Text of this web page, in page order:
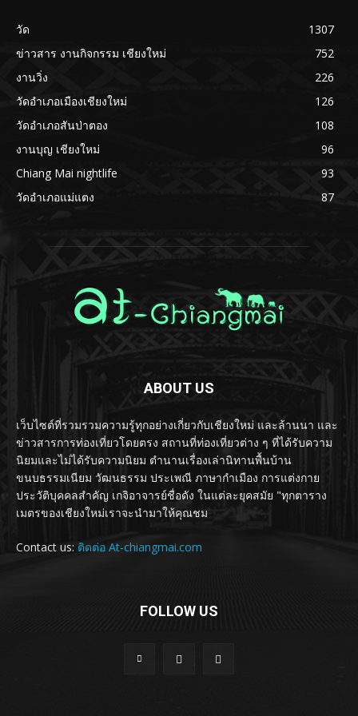
วัด
1307
ข่าวสาร งานกิจกรรม เชียงใหม่
752
งานวิ่ง
226
วัดอำเภอเมืองเชียงใหม่
126
วัดอำเภอสันป่าตอง
108
งานบุญ เชียงใหม่
96
Chiang Mai nightlife
93
วัดอำเภอแม่แตง
87
ABOUT US
เว็บไซต์ที่รวมรวมความรู้ทุกอย่างเกี่ยวกับเชียงใหม่ และล้านนา และ
ข่าวสารการท่องเที่ยวโดยตรง สถานที่ท่องเที่ยวต่าง ๆ ที่ได้รับความ
นิยมและไม่ได้รับความนิยม ตำนานเรื่องเล่านิทานพื้นบ้าน
ขนบธรรมเนียม วัฒนธรรม ประเพณี ภาษากำเมือง การแต่งกาย
ประวัติบุคคลสำคัญ เกจิอาจารย์ชื่อดัง ในแต่ละยุคสมัย "ทุกตาราง
เมตรของเชียงใหม่เราจะนำมาให้คุณชม
Contact us: ติดต่อ At-chiangmai.com
FOLLOW US